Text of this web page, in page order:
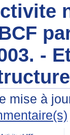
-
mise à